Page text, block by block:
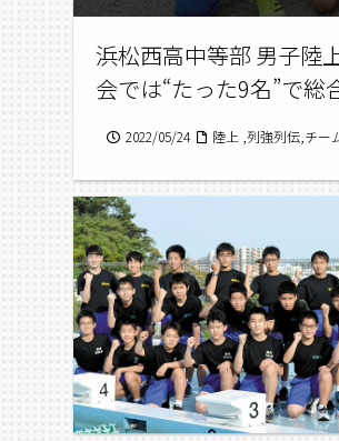
浜松西高中等部 男子陸
会では“たった9名”で
2022/05/24 陸上 ,列強列伝,チー